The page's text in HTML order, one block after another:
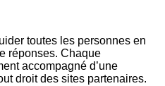
toutes les personnes en
réponses. Chaque
accompagné d’une
droit des sites partenaires.